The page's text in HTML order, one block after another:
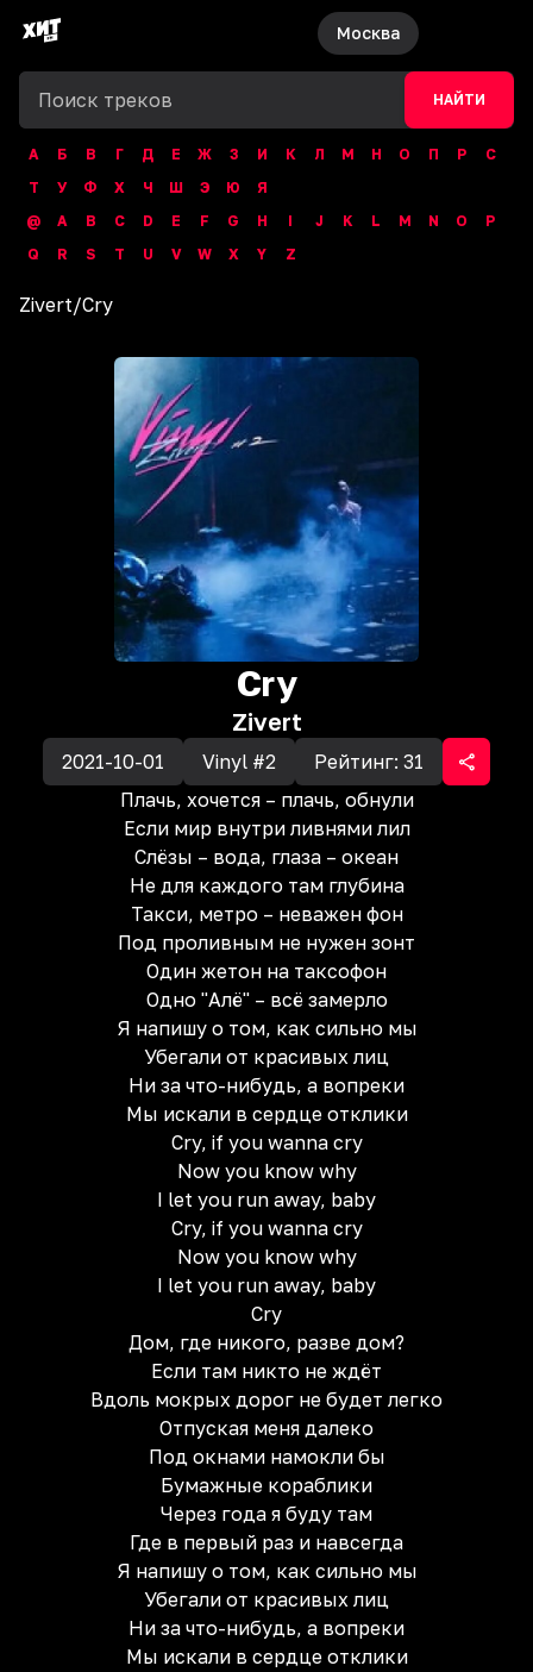
Москва
НАЙТИ
А Б В Г Д Е Ж З И К Л М Н О П Р
С
Т
У Ф Х Ч Ш Э Ю
Я
@
A B C D E F G H I J K L M N O
P
Q
R S T U V W X Y Z
Zivert/Cry
Cry
Zivert
2021-10-01 Vinyl #2 Рейтинг: 31
Плачь, хочется – плачь, обнули
Если мир внутри ливнями лил
Слёзы – вода, глаза – океан
Не для каждого там глубина
Такси, метро – неважен фон
Под проливным не нужен зонт
Один жетон на таксофон
Одно "Алё" – всё замерло
Я напишу о том, как сильно мы
Убегали от красивых лиц
Ни за что-нибудь, а вопреки
Мы искали в сердце отклики
Cry, if you wanna cry
Now you know why
I let you run away, baby
Cry, if you wanna cry
Now you know why
I let you run away, baby
Cry
Дом, где никого, разве дом?
Если там никто не ждёт
Вдоль мокрых дорог не будет легко
Отпуская меня далеко
Под окнами намокли бы
Бумажные кораблики
Через года я буду там
Где в первый раз и навсегда
Я напишу о том, как сильно мы
Убегали от красивых лиц
Ни за что-нибудь, а вопреки
Мы искали в сердце отклики